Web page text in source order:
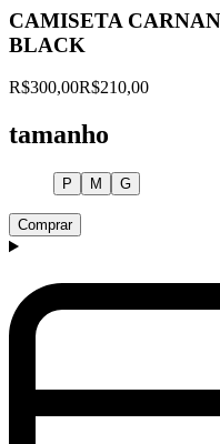
CAMISETA
BLACK
R$300,00R$210,00
tamanho
P M G
Comprar